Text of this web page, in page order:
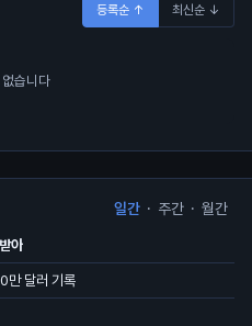
등록순 ↑ 최신순 ↓
습니다
일간 · 주간 · 월간
아
만 달러 기록